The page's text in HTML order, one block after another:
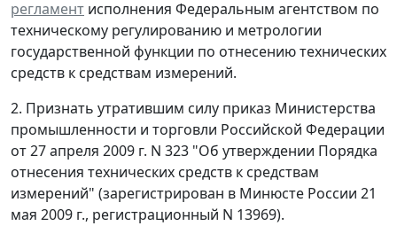
регламент исполнения Федеральным агентством по
техническому регулированию и метрологии
государственной функции по отнесению технических
средств к средствам измерений.
2. Признать утратившим силу приказ Министерства
промышленности и торговли Российской Федерации
от 27 апреля 2009 г. N 323 "Об утверждении Порядка
отнесения технических средств к средствам
измерений" (зарегистрирован в Минюсте России 21
мая 2009 г., регистрационный N 13969).